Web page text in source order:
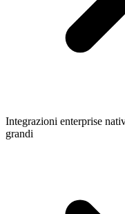
Integrazioni enterprise
grandi